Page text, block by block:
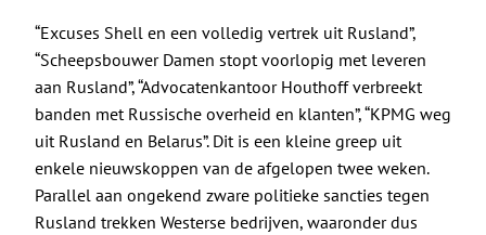
Academie
De Politieke Coach
Raadgevers
“Excuses Shell en een volledig vertrek uit Rusland”,
“Scheepsbouwer Damen stopt voorlopig met leveren
aan Rusland”, “Advocatenkantoor Houthoff verbreekt
banden met Russische overheid en klanten”, “KPMG weg
uit Rusland en Belarus”. Dit is een kleine greep uit
enkele nieuwskoppen van de afgelopen twee weken.
Parallel aan ongekend zware politieke sancties tegen
Rusland trekken Westerse bedrijven, waaronder dus